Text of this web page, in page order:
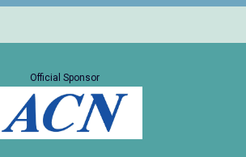
Official Sponsor